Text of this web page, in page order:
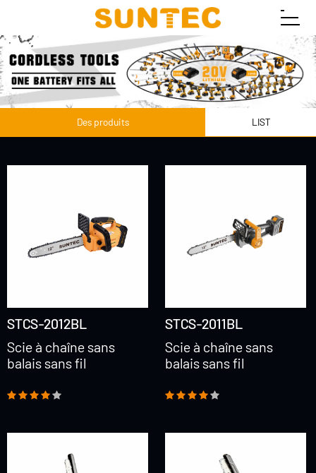
Des produits LIST
STCS-2012BL
Scie à chaîne sans
balais sans fil
STCS-2011BL
Scie à chaîne sans
balais sans fil